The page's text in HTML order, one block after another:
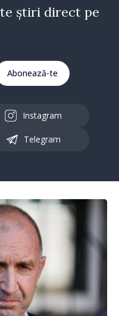
știri direct pe
Abonează-te
Instagram
Telegram